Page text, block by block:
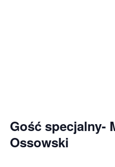
Gość specjalny-
Ossowski